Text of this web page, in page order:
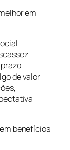
em
de valor
benefícios